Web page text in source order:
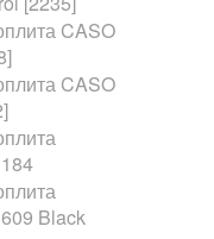
CASO
CASO
Black